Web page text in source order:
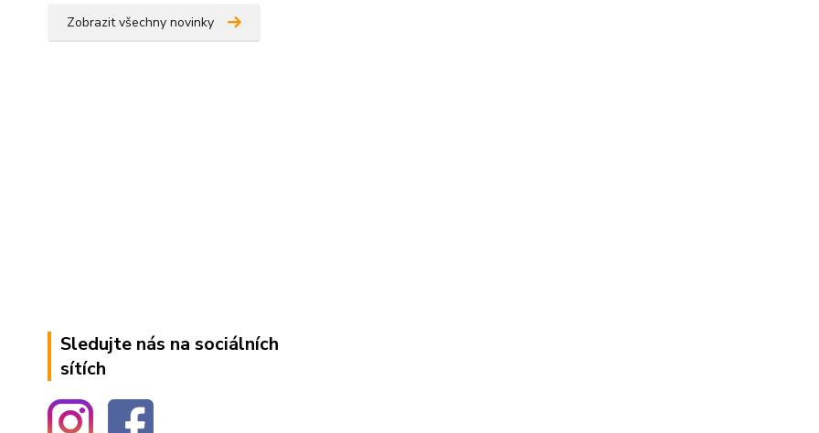
Zobrazit všechny novinky
Sledujte nás na sociálních
sítích